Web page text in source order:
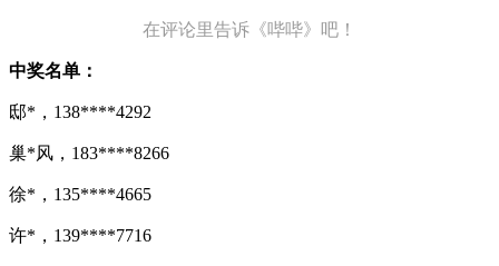
在评论里告诉《哔哔》吧！
中奖名单：
邸*，138****4292
巢*风，183****8266
徐*，135****4665
许*，139****7716